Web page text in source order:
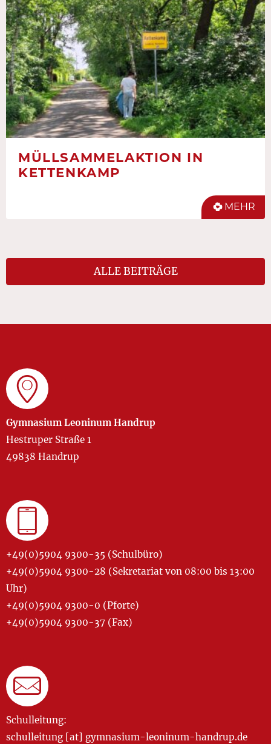
MÜLLSAMMELAKTION IN
KETTENKAMP
MEHR
ALLE BEITRÄGE
Gymnasium Leoninum Handrup
Hestruper Straße 1
49838 Handrup
+49(0)5904 9300-35 (Schulbüro)
+49(0)5904 9300-28 (Sekretariat von 08:00 bis 13:00
Uhr)
+49(0)5904 9300-0 (Pforte)
+49(0)5904 9300-37 (Fax)
Schulleitung:
schulleitung [at] gymnasium-leoninum-handrup.de